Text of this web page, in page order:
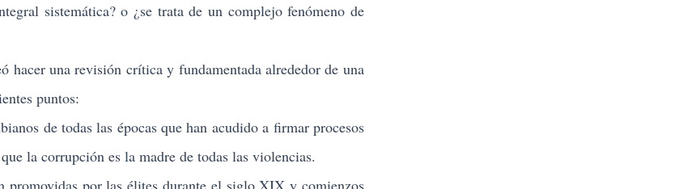
sistemática? o ¿se trata de un complejo fenómeno de
una revisión crítica y fundamentada alrededor de una
puntos:
de todas las épocas que han acudido a firmar procesos
la corrupción es la madre de todas las violencias.
por las élites durante el siglo XIX y comienzos